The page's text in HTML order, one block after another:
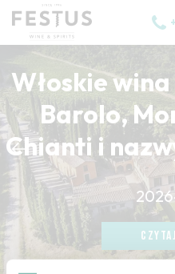
Włoskie
Barolo,
Chianti i